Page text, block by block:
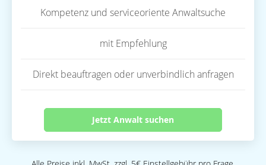
Kompetenz und serviceoriente Anwaltsuche
mit Empfehlung
Direkt beauftragen oder unverbindlich anfragen
Jetzt Anwalt suchen